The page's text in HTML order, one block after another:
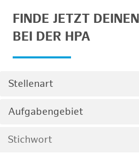
FINDE JETZT
BEI DER HPA
Stellenart
Aufgabengebiet